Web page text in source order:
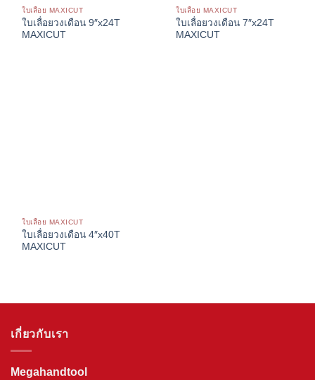
ใบเลื่อย MAXICUT
ใบเลื่อยวงเดือน 9″x24T
MAXICUT
ใบเลื่อย MAXICUT
ใบเลื่อยวงเดือน 7″x24T
MAXICUT
ใบเลื่อย MAXICUT
ใบเลื่อยวงเดือน 4″x40T
MAXICUT
เกี่ยวกับเรา
Megahandtool